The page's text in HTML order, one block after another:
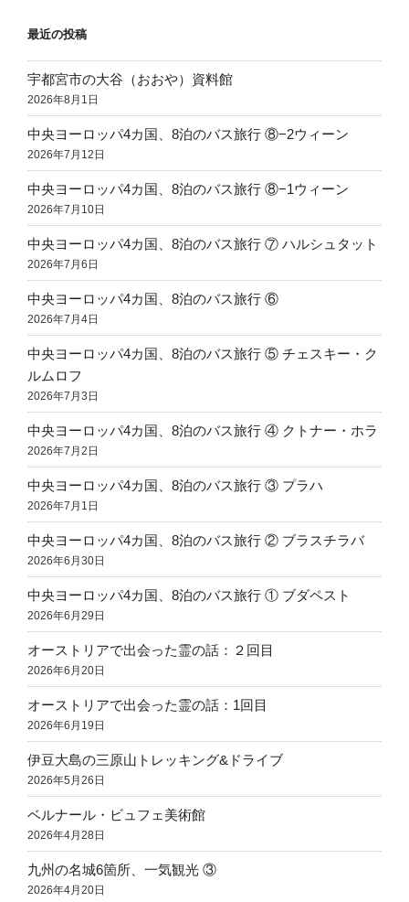
最近の投稿
宇都宮市の大谷（おおや）資料館
2026年8月1日
中央ヨーロッパ4カ国、8泊のバス旅行 ⑧−2ウィーン
2026年7月12日
中央ヨーロッパ4カ国、8泊のバス旅行 ⑧−1ウィーン
2026年7月10日
中央ヨーロッパ4カ国、8泊のバス旅行 ⑦ ハルシュタット
2026年7月6日
中央ヨーロッパ4カ国、8泊のバス旅行 ⑥
2026年7月4日
中央ヨーロッパ4カ国、8泊のバス旅行 ⑤ チェスキー・ク
ルムロフ
2026年7月3日
中央ヨーロッパ4カ国、8泊のバス旅行 ④ クトナー・ホラ
2026年7月2日
中央ヨーロッパ4カ国、8泊のバス旅行 ③ プラハ
2026年7月1日
中央ヨーロッパ4カ国、8泊のバス旅行 ② ブラスチラバ
2026年6月30日
中央ヨーロッパ4カ国、8泊のバス旅行 ① ブダペスト
2026年6月29日
オーストリアで出会った霊の話：２回目
2026年6月20日
オーストリアで出会った霊の話：1回目
2026年6月19日
伊豆大島の三原山トレッキング&ドライブ
2026年5月26日
ベルナール・ビュフェ美術館
2026年4月28日
九州の名城6箇所、一気観光 ③
2026年4月20日